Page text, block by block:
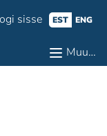
sisse EST ENG
Muu…